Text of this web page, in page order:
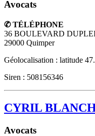
Avocats
✆ TÉLÉPHONE
36 BOULEVARD
29000 Quimper
Géolocalisation : latitude
Siren : 508156346
CYRIL
Avocats